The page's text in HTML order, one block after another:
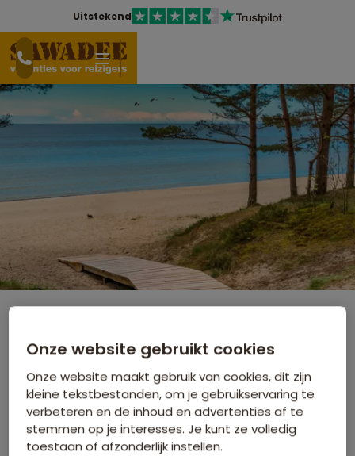
Uitstekend
Familiereis Polen en Baltische
Staten
Niet boekbaar
Bekijk andere reizen in Familiereizen Europa
Onze website gebruikt cookies
Onze website maakt gebruik van cookies, dit zijn
kleine tekstbestanden, om je gebruikservaring te
verbeteren en de inhoud en advertenties af te
stemmen op je interesses. Je kunt ze volledig
toestaan of afzonderlijk instellen.